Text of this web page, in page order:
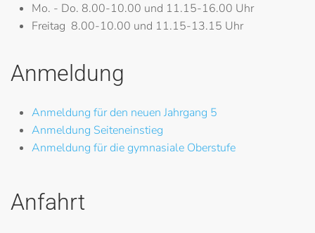
Mo. - Do. 8.00-10.00 und 11.15-16.00 Uhr
Freitag 8.00-10.00 und 11.15-13.15 Uhr
Anmeldung
Anmeldung für den neuen Jahrgang 5
Anmeldung Seiteneinstieg
Anmeldung für die gymnasiale Oberstufe
Anfahrt